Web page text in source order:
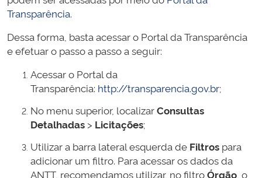
Transparência.
Dessa forma, basta acessar o Portal da Transparência
e efetuar o passo a passo a seguir:
Acessar o Portal da
Transparência: http://transparencia.gov.br;
No menu superior, localizarConsultas
Detalhadas > Licitações;
Utilizar a barra lateral esquerda de Filtros para
adicionar um filtro. Para acessar os dados da
ANTT, recomendamos utilizar, no filtroÓrgão , o